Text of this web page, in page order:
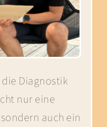
die Diagnostik
nur eine
auch ein